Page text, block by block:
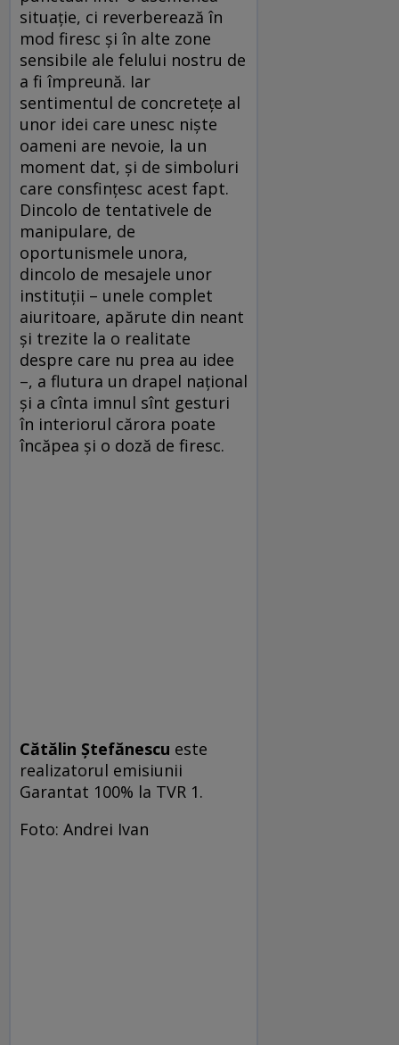
situație, ci reverberează în
mod firesc și în alte zone
sensibile ale felului nostru de
a fi împreună. Iar
sentimentul de concretețe al
unor idei care unesc niște
oameni are nevoie, la un
moment dat, și de simboluri
care consfințesc acest fapt.
Dincolo de tentativele de
manipulare, de
oportunismele unora,
dincolo de mesajele unor
instituții – unele complet
aiuritoare, apărute din neant
și trezite la o realitate
despre care nu prea au idee
–, a flutura un drapel național
și a cînta imnul sînt gesturi
în interiorul cărora poate
încăpea și o doză de firesc.
Cătălin Ștefănescu este
realizatorul e­mi­siu­nii
Garantat 100% la TVR 1.
Foto: Andrei Ivan